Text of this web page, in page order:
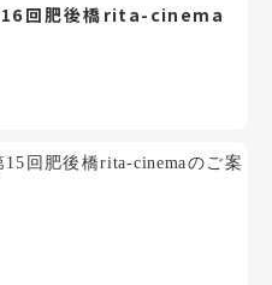
16回肥後橋rita-cinema